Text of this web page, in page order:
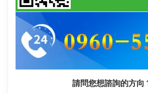
請問您想諮詢的方向